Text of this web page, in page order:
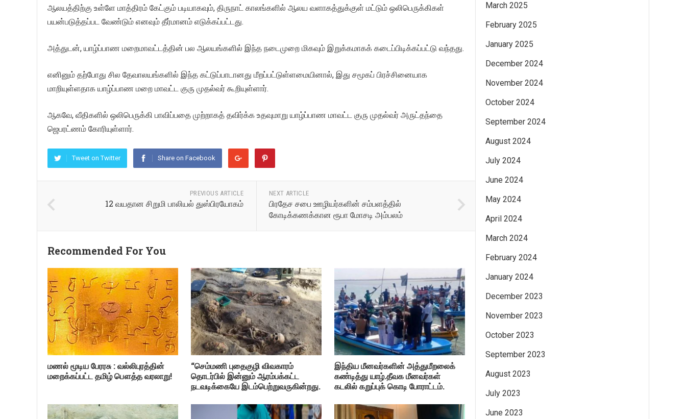
ஆலயத்திற்கு உள்ளே மாத்திரம் கேட்கும் படியாகவும், திருநாட் காலங்களில் ஆலய வளாகத்துக்குள் மட்டும் ஒலிபெருக்கிகள்
பயன்படுத்தப்பட வேண்டும் எனவும் தீர்மானம் எடுக்கப்பட்டது.
அத்துடன், யாழ்ப்பாண மறைமாவட்டத்தின் பல ஆலயங்களில் இந்த நடைமுறை மிகவும் இறுக்கமாகக் கடைப்பிடிக்கப்பட்டு வந்தது.
எனினும் தற்போது சில தேவாலயங்களில் இந்த கட்டுப்பாடானது மீறப்பட்டுள்ளமையினால், இது சமூகப் பிரச்சினையாக
மாறியுள்ளதாக யாழ்ப்பாண மறை மாவட்ட குரு முதல்வர் கூறியுள்ளார்.
ஆகவே, வீதிகளில் ஒலிபெருக்கி பாவிப்பதை முற்றாகத் தவிர்க்க உதவுமாறு யாழ்ப்பாண மாவட்ட குரு முதல்வர் அருட்தந்தை
ஜெபரட்ணம் கோரியுள்ளார்.
Tweet on Twitter Share on Facebook
PREVIOUS ARTICLE
12 வயதான சிறுமி பாலியல் துஸ்பிரயோகம்
NEXT ARTICLE
பிரதேச சபை ஊழியர்களின் சம்பளத்தில்
கோடிக்கணக்கான ரூபா மோசடி அம்பலம்
Recommended For You
மணல் மூடிய பேரரசு : வல்லிபுரத்தின்
மறைக்கப்பட்ட தமிழ் பௌத்த வரலாறு!
“செம்மணி புதைகுழி விவகாரம்
தொடர்பில் இன்னும் ஆரம்பக்கட்ட
நடவடிக்கையே இடம்பெற்றுவருகின்றது.
இந்திய மீனவர்களின் அத்துமீறலைக்
கண்டித்து யாழ்.தீவக மீனவர்கள்
கடலில் கறுப்புக் கொடி போராட்டம்.
March 2025
February 2025
January 2025
December 2024
November 2024
October 2024
September 2024
August 2024
July 2024
June 2024
May 2024
April 2024
March 2024
February 2024
January 2024
December 2023
November 2023
October 2023
September 2023
August 2023
July 2023
June 2023